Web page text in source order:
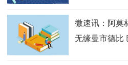
微速讯：阿莫
无缘曼市德比